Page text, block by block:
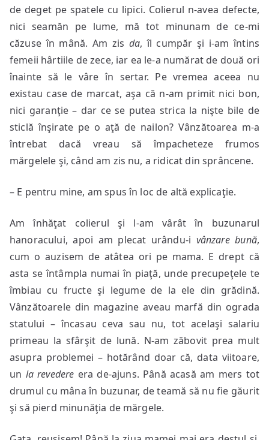
de deget pe spatele cu lipici. Colierul n-avea defecte,
nici seamăn pe lume, mă tot minunam de ce-mi
căzuse în mână. Am zis da, îl cumpăr şi i-am întins
femeii hârtiile de zece, iar ea le-a numărat de două ori
înainte să le vâre în sertar. Pe vremea aceea nu
existau case de marcat, aşa că n-am primit nici bon,
nici garanţie – dar ce se putea strica la nişte bile de
sticlă înşirate pe o aţă de nailon? Vânzătoarea m-a
întrebat dacă vreau să împacheteze frumos
mărgelele şi, când am zis nu, a ridicat din sprâncene.
– E pentru mine, am spus în loc de altă explicaţie.
Am înhăţat colierul şi l-am vârât în buzunarul
hanoracului, apoi am plecat urându-i vânzare bună,
cum o auzisem de atâtea ori pe mama. E drept că
asta se întâmpla numai în piaţă, unde precupeţele te
îmbiau cu fructe şi legume de la ele din grădină.
Vânzătoarele din magazine aveau marfă din ograda
statului – încasau ceva sau nu, tot acelaşi salariu
primeau la sfârşit de lună. N-am zăbovit prea mult
asupra problemei – hotărând doar că, data viitoare,
un la revedere era de-ajuns. Până acasă am mers tot
drumul cu mâna în buzunar, de teamă să nu fie găurit
şi să pierd minunăţia de mărgele.